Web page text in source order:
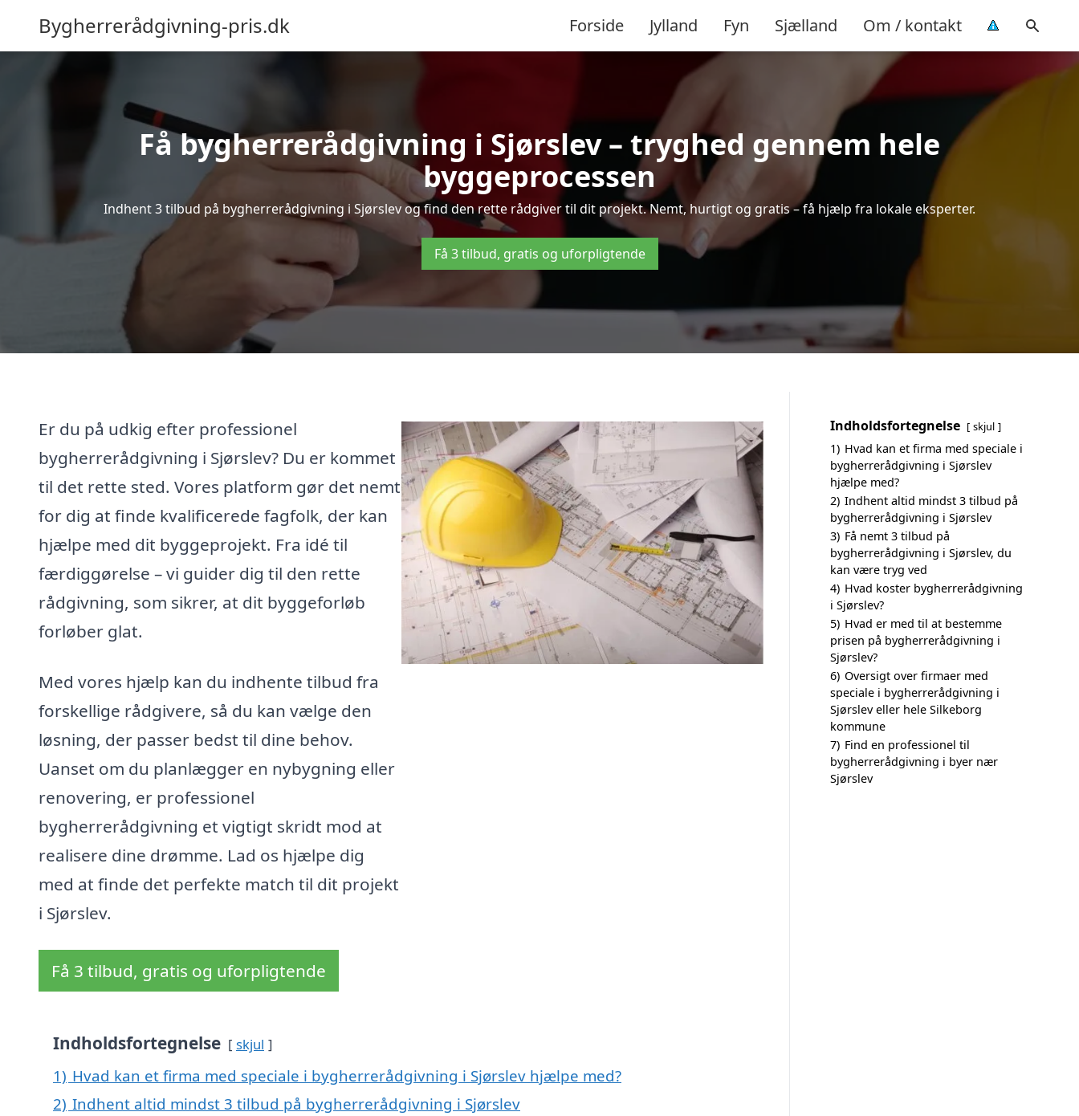
Bygherrerådgivning-pris.dk Forside Jylland Fyn Sjælland Om / kontakt
Få bygherrerådgivning i Sjørslev – tryghed gennem hele
byggeprocessen
Indhent 3 tilbud på bygherrerådgivning i Sjørslev og find den rette rådgiver til dit projekt. Nemt, hurtigt og gratis – få hjælp fra lokale eksperter.
Få 3 tilbud, gratis og uforpligtende
Er du på udkig efter professionel
bygherrerådgivning i Sjørslev? Du er kommet
til det rette sted. Vores platform gør det nemt
for dig at finde kvalificerede fagfolk, der kan
hjælpe med dit byggeprojekt. Fra idé til
færdiggørelse – vi guider dig til den rette
rådgivning, som sikrer, at dit byggeforløb
forløber glat.
Med vores hjælp kan du indhente tilbud fra
forskellige rådgivere, så du kan vælge den
løsning, der passer bedst til dine behov.
Uanset om du planlægger en nybygning eller
renovering, er professionel
bygherrerådgivning et vigtigt skridt mod at
realisere dine drømme. Lad os hjælpe dig
med at finde det perfekte match til dit projekt
i Sjørslev.
Få 3 tilbud, gratis og uforpligtende
Indholdsfortegnelse skjul
1) Hvad kan et firma med speciale i bygherrerådgivning i Sjørslev hjælpe med?
2) Indhent altid mindst 3 tilbud på bygherrerådgivning i Sjørslev
Indholdsfortegnelse skjul
1) Hvad kan et firma med speciale i
bygherrerådgivning i Sjørslev
hjælpe med?
2) Indhent altid mindst 3 tilbud på
bygherrerådgivning i Sjørslev
3) Få nemt 3 tilbud på
bygherrerådgivning i Sjørslev, du
kan være tryg ved
4) Hvad koster bygherrerådgivning
i Sjørslev?
5) Hvad er med til at bestemme
prisen på bygherrerådgivning i
Sjørslev?
6) Oversigt over firmaer med
speciale i bygherrerådgivning i
Sjørslev eller hele Silkeborg
kommune
7) Find en professionel til
bygherrerådgivning i byer nær
Sjørslev